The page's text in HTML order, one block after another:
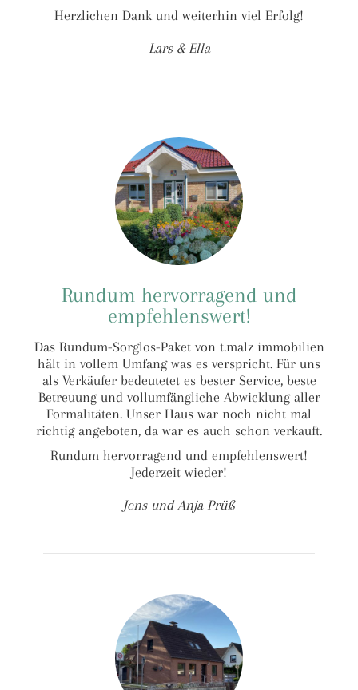
Herzlichen Dank und weiterhin viel Erfolg!
Lars & Ella
Rundum hervorragend und
empfehlenswert!
Das Rundum-Sorglos-Paket von t.malz immobilien
hält in vollem Umfang was es verspricht. Für uns
als Verkäufer bedeutetet es bester Service, beste
Betreuung und vollumfängliche Abwicklung aller
Formalitäten. Unser Haus war noch nicht mal
richtig angeboten, da war es auch schon verkauft.
Rundum hervorragend und empfehlenswert!
Jederzeit wieder!
Jens und Anja Prüß